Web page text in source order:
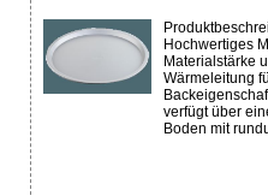
Hochwertiges
Materialstärke
Wärmeleitung
verfügt über
Boden mit